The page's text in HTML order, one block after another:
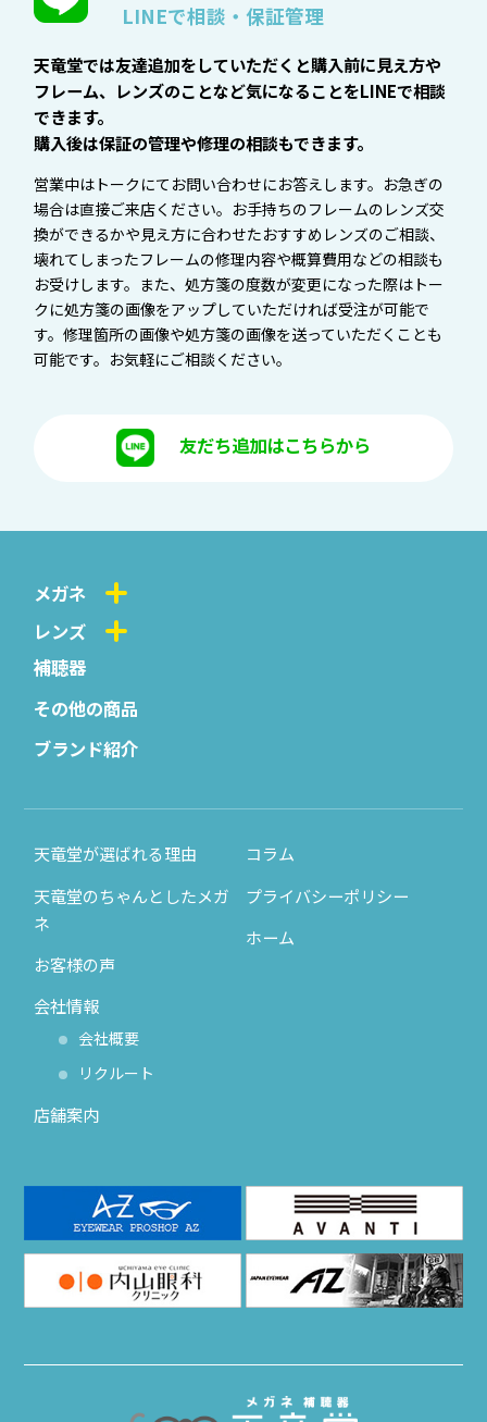
LINEで相談・保証管理
天竜堂では友達追加をしていただくと購入前に見え方や
フレーム、レンズのことなど気になることをLINEで相談
できます。
購入後は保証の管理や修理の相談もできます。
営業中はトークにてお問い合わせにお答えします。お急ぎの
場合は直接ご来店ください。お手持ちのフレームのレンズ交
換ができるかや見え方に合わせたおすすめレンズのご相談、
壊れてしまったフレームの修理内容や概算費用などの相談も
お受けします。また、処方箋の度数が変更になった際はトー
クに処方箋の画像をアップしていただければ受注が可能で
す。修理箇所の画像や処方箋の画像を送っていただくことも
可能です。お気軽にご相談ください。
友だち追加はこちらから
メガネ
レンズ
補聴器
その他の商品
ブランド紹介
天竜堂が選ばれる理由
天竜堂のちゃんとしたメガ
ネ
お客様の声
会社情報
会社概要
リクルート
店舗案内
コラム
プライバシーポリシー
ホーム